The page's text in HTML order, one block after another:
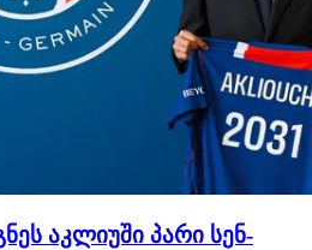
აკლიუში პარი სენ-